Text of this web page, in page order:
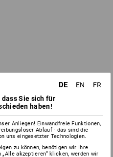
DE EN
FR
dass Sie sich für
haben!
Anliegen! Einwandfreie Funktionen,
Ablauf - das sind die
uns eingesetzter Technologien.
zu können, benötigen wir Ihre
akzeptieren“ klicken, werden wir